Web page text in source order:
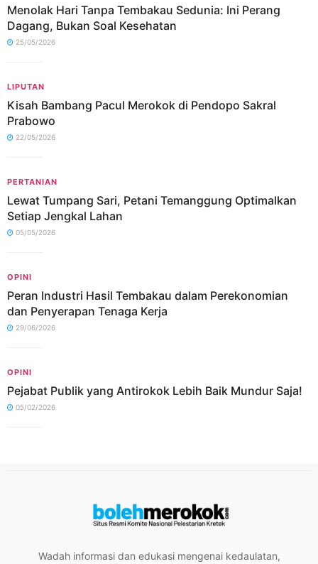
Menolak Hari Tanpa Tembakau Sedunia: Ini Perang
Dagang, Bukan Soal Kesehatan
25/05/2026
LIPUTAN
Kisah Bambang Pacul Merokok di Pendopo Sakral
Prabowo
22/05/2026
PERTANIAN
Lewat Tumpang Sari, Petani Temanggung Optimalkan
Setiap Jengkal Lahan
05/05/2026
OPINI
Peran Industri Hasil Tembakau dalam Perekonomian
dan Penyerapan Tenaga Kerja
29/06/2026
OPINI
Pejabat Publik yang Antirokok Lebih Baik Mundur Saja!
05/02/2026
Wadah informasi dan edukasi mengenai kedaulatan,